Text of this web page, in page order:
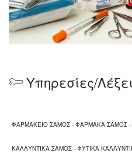
Υπηρεσίες/
ΦΑΡΜΑΚΕΙΟ ΣΑΜΟΣ - ΦΑΡΜΑΚΑ ΣΑΜΟΣ -
ΚΑΛΛΥΝΤΙΚΑ ΣΑΜΟΣ - ΦΥΤΙΚΑ